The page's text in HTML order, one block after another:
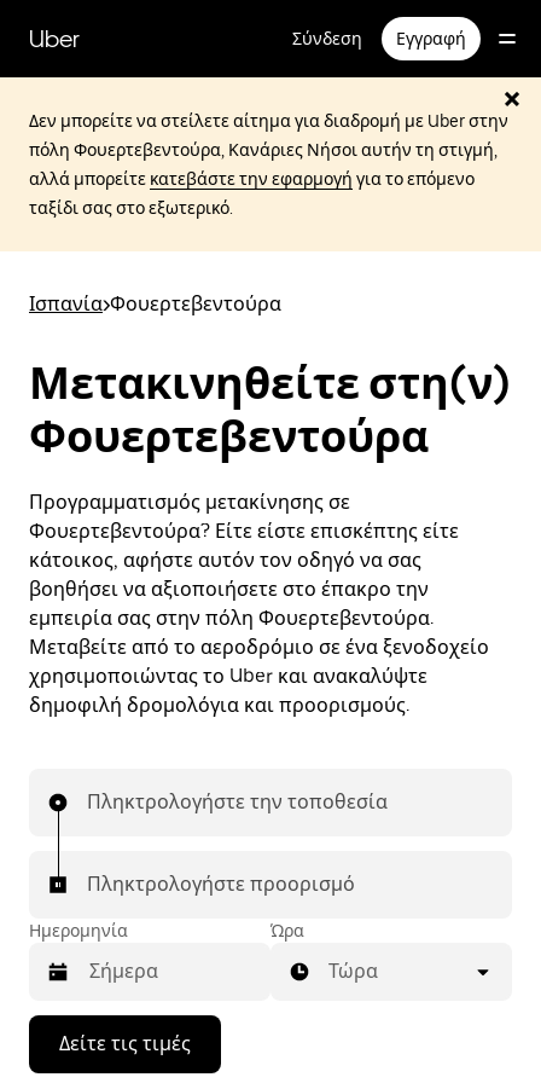
κύριο
περιεχόμενο
Uber Σύνδεση Εγγραφή
Δεν μπορείτε να στείλετε αίτημα για διαδρομή με Uber στην
πόλη Φουερτεβεντούρα, Κανάριες Νήσοι αυτήν τη στιγμή,
αλλά μπορείτε κατεβάστε την εφαρμογή για το επόμενο
ταξίδι σας στο εξωτερικό.
Ισπανία>Φουερτεβεντούρα
Μετακινηθείτε στη(ν)
Φουερτεβεντούρα
Προγραμματισμός μετακίνησης σε
Φουερτεβεντούρα? Είτε είστε επισκέπτης είτε
κάτοικος, αφήστε αυτόν τον οδηγό να σας
βοηθήσει να αξιοποιήσετε στο έπακρο την
εμπειρία σας στην πόλη Φουερτεβεντούρα.
Μεταβείτε από το αεροδρόμιο σε ένα ξενοδοχείο
χρησιμοποιώντας το Uber και ανακαλύψτε
δημοφιλή δρομολόγια και προορισμούς.
Πληκτρολογήστε την τοποθεσία
Πληκτρολογήστε προορισμό
Ημερομηνία
Πατήστε
πλήκτρο
Ώρα
Τώρα
Δείτε τις τιμές